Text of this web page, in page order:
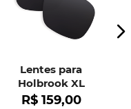
Lentes para
Holbrook XL
R$ 159,00